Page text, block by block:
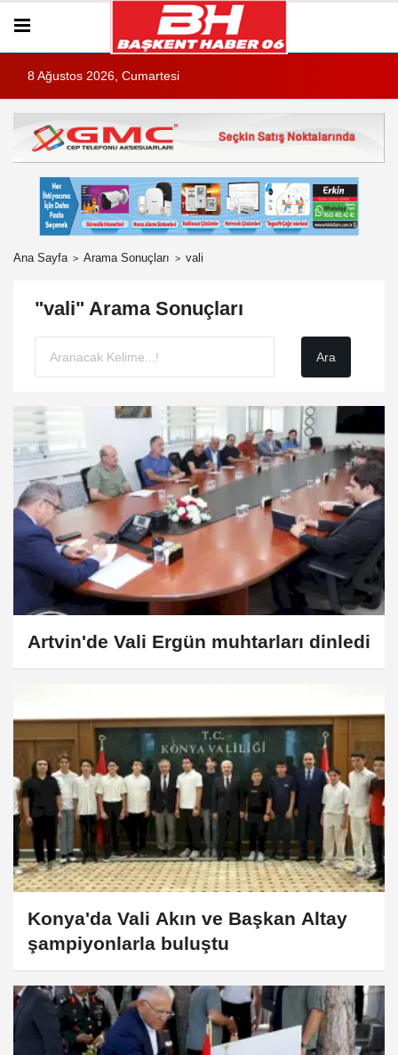
8 Ağustos 2026, Cumartesi
Ana Sayfa Arama Sonuçları vali
"vali" Arama Sonuçları
Artvin'de Vali Ergün muhtarları dinledi
Konya'da Vali Akın ve Başkan Altay
şampiyonlarla buluştu